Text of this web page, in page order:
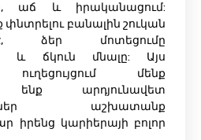
աճ և իրականացում:
բանալին շուկան
ձեր մոտեցումը
և ճկուն մնալը: Այս
մենք
ենք արդյունավետ
աշխատանք
իրենց կարիերայի բոլոր